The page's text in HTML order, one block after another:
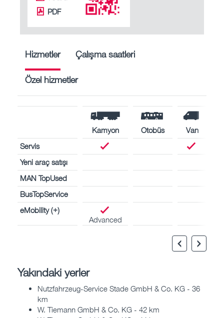
PDF
Hizmetler Çalışma saatleri
Özel hizmetler
Kamyon Otobüs
Van
Servis
Yeni araç satışı
MAN TopUsed
BusTopService
eMobility (+)
Advanced
Yakındaki yerler
Nutzfahrzeug-Service Stade GmbH & Co. KG - 36
km
W. Tiemann GmbH & Co. KG - 42 km